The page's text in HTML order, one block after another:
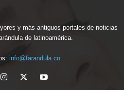
y más antiguos portales de noticias
de latinoamérica.
info@farandula.co